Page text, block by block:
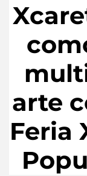
arte
Feria